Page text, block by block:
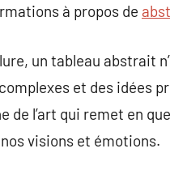
à propos de
un tableau abstrait
et des idées
de l’art qui remet en
visions et émotions.